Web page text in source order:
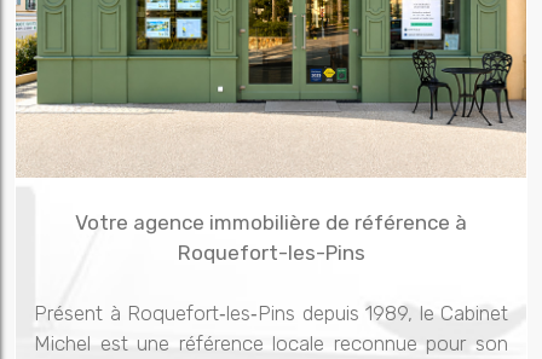
Votre agence immobilière de référence à
Roquefort-les-Pins
Présent à Roquefort‑les‑Pins depuis 1989, le Cabinet
Michel est une référence locale reconnue pour son